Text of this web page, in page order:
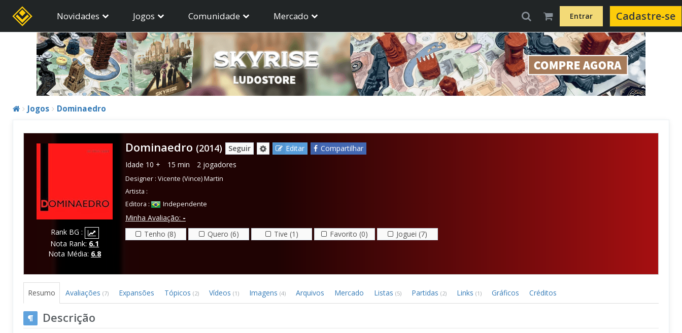
Novidades Jogos Comunidade Mercado Entrar Cadastre-se
Jogos Dominaedro
Rank BG :
Nota Rank: 6.1
Nota Média: 6.8
Dominaedro (2014) Seguir Editar
Compartilhar
Idade 10 + 15 min 2 jogadores
Designer : Vicente (Vince) Martin
Artista :
Editora :
Independente
Minha Avaliação: -
Tenho (8)
Quero (6) Tive (1) Favorito (0) Joguei (7)
Resumo Avaliações (7) Expansões Tópicos (2) Vídeos (1) Imagens (4) Arquivos Mercado Listas (5) Partidas (2) Links (1) Gráficos Créditos
Descrição